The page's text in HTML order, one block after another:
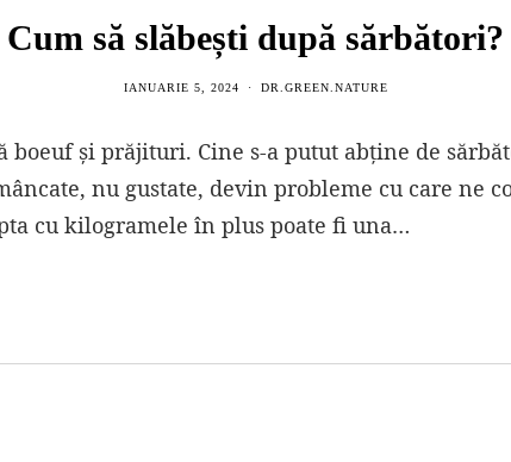
Cum să slăbești după sărbători?
IANUARIE 5, 2024 DR.GREEN.NATURE
boeuf și prăjituri. Cine s-a putut abține de
nu gustate, devin probleme cu care ne
cu kilogramele în plus poate fi una…